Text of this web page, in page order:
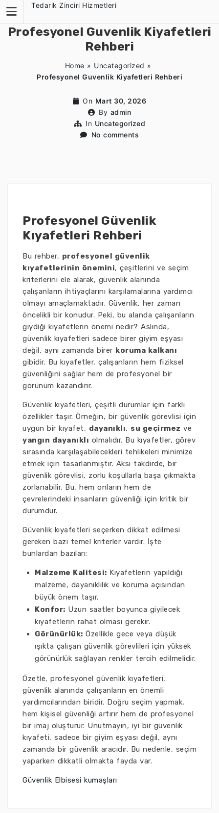
content
Tedarik Zinciri Hizmetleri
Profesyonel Guvenlik Kiyafetleri
Rehberi
Home » Uncategorized »
Profesyonel Guvenlik Kiyafetleri Rehberi
On Mart 30, 2026
By admin
In Uncategorized
No comments
Profesyonel Güvenlik
Kıyafetleri Rehberi
Bu rehber, profesyonel güvenlik
kıyafetlerinin önemini, çeşitlerini ve seçim
kriterlerini ele alarak, güvenlik alanında
çalışanların ihtiyaçlarını karşılamalarına yardımcı
olmayı amaçlamaktadır. Güvenlik, her zaman
öncelikli bir konudur. Peki, bu alanda çalışanların
giydiği kıyafetlerin önemi nedir? Aslında,
güvenlik kıyafetleri sadece birer giyim eşyası
değil, aynı zamanda birer koruma kalkanı
gibidir. Bu kıyafetler, çalışanların hem fiziksel
güvenliğini sağlar hem de profesyonel bir
görünüm kazandırır.
Güvenlik kıyafetleri, çeşitli durumlar için farklı
özellikler taşır. Örneğin, bir güvenlik görevlisi için
uygun bir kıyafet, dayanıklı, su geçirmez ve
yangın dayanıklı olmalıdır. Bu kıyafetler, görev
sırasında karşılaşabilecekleri tehlikeleri minimize
etmek için tasarlanmıştır. Aksi takdirde, bir
güvenlik görevlisi, zorlu koşullarla başa çıkmakta
zorlanabilir. Bu, hem onların hem de
çevrelerindeki insanların güvenliği için kritik bir
durumdur.
Güvenlik kıyafetleri seçerken dikkat edilmesi
gereken bazı temel kriterler vardır. İşte
bunlardan bazıları:
Malzeme Kalitesi: Kıyafetlerin yapıldığı
malzeme, dayanıklılık ve koruma açısından
büyük önem taşır.
Konfor: Uzun saatler boyunca giyilecek
kıyafetlerin rahat olması gerekir.
Görünürlük: Özellikle gece veya düşük
ışıkta çalışan güvenlik görevlileri için yüksek
görünürlük sağlayan renkler tercih edilmelidir.
Özetle, profesyonel güvenlik kıyafetleri,
güvenlik alanında çalışanların en önemli
yardımcılarından biridir. Doğru seçim yapmak,
hem kişisel güvenliği artırır hem de profesyonel
bir imaj oluşturur. Unutmayın, iyi bir güvenlik
kıyafeti, sadece bir giyim eşyası değil, aynı
zamanda bir güvenlik aracıdır. Bu nedenle, seçim
yaparken dikkatli olmakta fayda var.
Güvenlik Elbisesi kumaşları